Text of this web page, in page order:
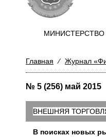
МИНИСТЕРСТВО
Главная ⁄ Журнал
№ 5 (256) май 2015
ВНЕШНЯЯ
В поисках новых